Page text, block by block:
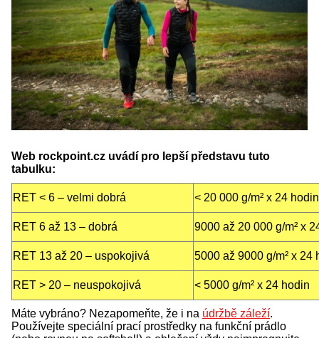
Web rockpoint.cz uvádí pro lepší představu tuto
tabulku:
RET < 6 – velmi dobrá < 20 000 g/m² x 24 hodin
RET 6 až 13 – dobrá 9000 až 20 000 g/m² x
RET 13 až 20 – uspokojivá 5000 až 9000 g/m² x 24
RET > 20 – neuspokojivá < 5000 g/m² x 24 hodin
Máte vybráno? Nezapomeňte, že i na údržbě záleží.
Používejte speciální prací prostředky na funkční prádlo